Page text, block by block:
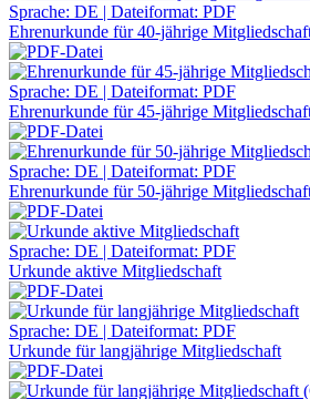
Sprache: DE | Dateiformat: PDF
Ehrenurkunde für 40-jährige
Sprache: DE | Dateiformat: PDF
Ehrenurkunde für 45-jährige
Sprache: DE | Dateiformat: PDF
Ehrenurkunde für 50-jährige
Sprache: DE | Dateiformat: PDF
Urkunde aktive Mitgliedschaft
Sprache: DE | Dateiformat: PDF
Urkunde für langjährige Mitgliedschaft